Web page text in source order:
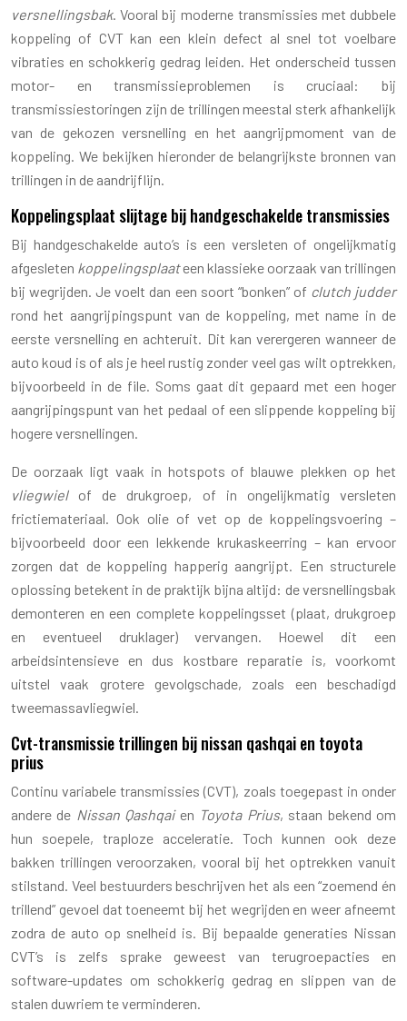
versnellingsbak. Vooral bij moderne transmissies met dubbele
koppeling of CVT kan een klein defect al snel tot voelbare
vibraties en schokkerig gedrag leiden. Het onderscheid tussen
motor- en transmissieproblemen is cruciaal: bij
transmissiestoringen zijn de trillingen meestal sterk afhankelijk
van de gekozen versnelling en het aangrijpmoment van de
koppeling. We bekijken hieronder de belangrijkste bronnen van
trillingen in de aandrijflijn.
Koppelingsplaat slijtage bij handgeschakelde transmissies
Bij handgeschakelde auto’s is een versleten of ongelijkmatig
afgesleten koppelingsplaateen klassieke oorzaak van trillingen
bij wegrijden. Je voelt dan een soort “bonken” of clutch judder
rond het aangrijpingspunt van de koppeling, met name in de
eerste versnelling en achteruit. Dit kan verergeren wanneer de
auto koud is of als je heel rustig zonder veel gas wilt optrekken,
bijvoorbeeld in de file. Soms gaat dit gepaard met een hoger
aangrijpingspunt van het pedaal of een slippende koppeling bij
hogere versnellingen.
De oorzaak ligt vaak in hotspots of blauwe plekken op het
vliegwielof de drukgroep, of in ongelijkmatig versleten
frictiemateriaal. Ook olie of vet op de koppelingsvoering –
bijvoorbeeld door een lekkende krukaskeerring – kan ervoor
zorgen dat de koppeling happerig aangrijpt. Een structurele
oplossing betekent in de praktijk bijna altijd: de versnellingsbak
demonteren en een complete koppelingsset (plaat, drukgroep
en eventueel druklager) vervangen. Hoewel dit een
arbeidsintensieve en dus kostbare reparatie is, voorkomt
uitstel vaak grotere gevolgschade, zoals een beschadigd
tweemassavliegwiel.
Cvt-transmissie trillingen bij nissan qashqai en toyota
prius
Continu variabele transmissies (CVT), zoals toegepast in onder
andere de Nissan Qashqaien Toyota Prius, staan bekend om
hun soepele, traploze acceleratie. Toch kunnen ook deze
bakken trillingen veroorzaken, vooral bij het optrekken vanuit
stilstand. Veel bestuurders beschrijven het als een “zoemend én
trillend” gevoel dat toeneemt bij het wegrijden en weer afneemt
zodra de auto op snelheid is. Bij bepaalde generaties Nissan
CVT’s is zelfs sprake geweest van terugroepacties en
software-updates om schokkerig gedrag en slippen van de
stalen duwriem te verminderen.